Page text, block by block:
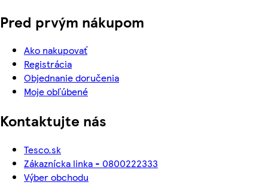
Pred prvým nákupom
Ako nakupovať
Registrácia
Objednanie doručenia
Moje obľúbené
Kontaktujte nás
Tesco.sk
Zákaznícka linka - 0800222333
Výber obchodu